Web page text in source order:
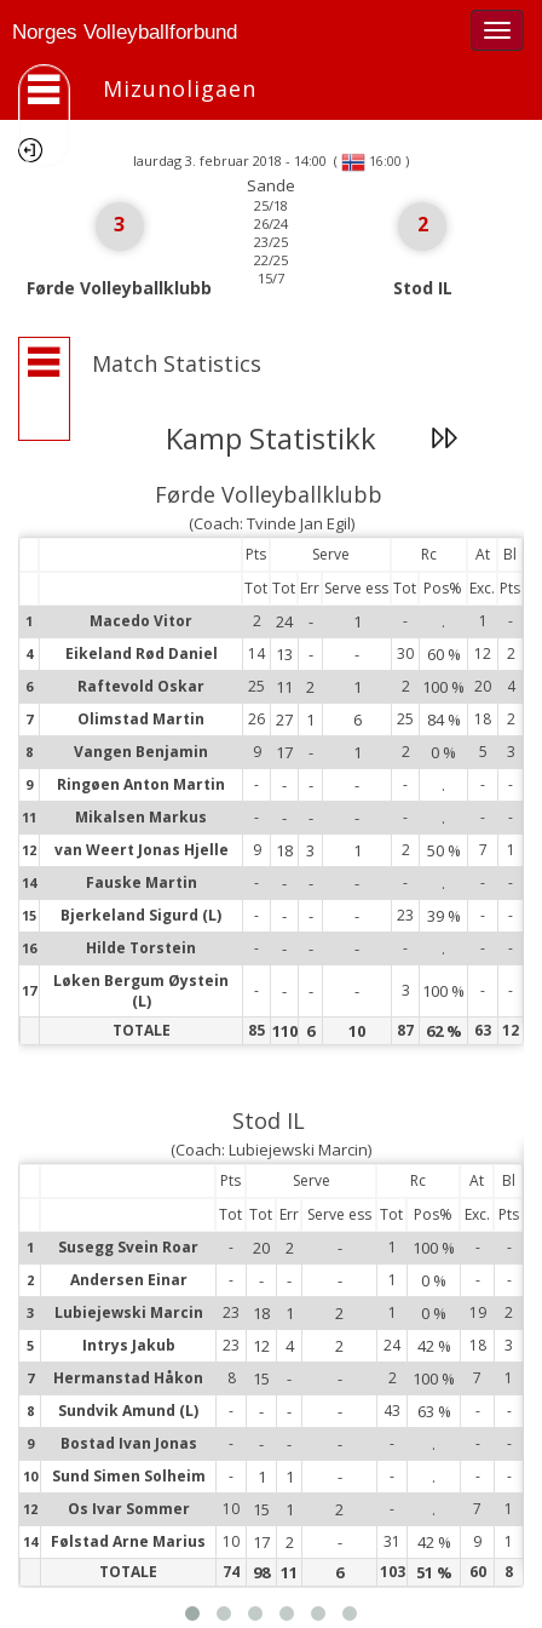
Norges Volleyballforbund
Mizunoligaen
laurdag 3. februar 2018 - 14:00 ( 16:00 )
Sande
3
Førde Volleyballklubb
25/18
26/24
23/25
22/25
15/7
2
Stod IL
Match Statistics
Kamp Statistikk
Førde Volleyballklubb
(Coach: Tvinde Jan Egil)
Pts Serve Rc At
Bl
Tot Tot Err Serve ess Tot Pos% Exc. Pts
1 Macedo Vitor 2 24 - 1 - . 1 -
4 Eikeland Rød Daniel 14 13 - - 30 60 % 12 2
6 Raftevold Oskar 25 11 2 1 2 100 % 20 4
7 Olimstad Martin 26 27 1 6 25 84 % 18 2
8 Vangen Benjamin 9 17 - 1 2 0 % 5 3
9 Ringøen Anton Martin - - - - - . - -
11 Mikalsen Markus - - - - - . - -
12 van Weert Jonas Hjelle 9 18 3 1 2 50 % 7 1
14 Fauske Martin - - - - - . - -
15 Bjerkeland Sigurd (L) - - - - 23 39 % - -
16 Hilde Torstein - - - - - . - -
17
Løken Bergum Øystein
(L)
- - - - 3 100 % -
-
TOTALE
85 110 6 10 87 62 % 63 12
Stod IL
(Coach: Lubiejewski Marcin)
Pts Serve Rc At
Bl
Tot Tot Err Serve ess Tot Pos% Exc. Pts
1 Susegg Svein Roar - 20 2 - 1 100 % - -
2 Andersen Einar - - - - 1 0 % - -
3 Lubiejewski Marcin 23 18 1 2 1 0 % 19 2
5 Intrys Jakub 23 12 4 2 24 42 % 18 3
7 Hermanstad Håkon 8 15 - - 2 100 % 7 1
8 Sundvik Amund (L) - - - - 43 63 % - -
9 Bostad Ivan Jonas - - - - - . - -
10 Sund Simen Solheim - 1 1 - - . - -
12 Os Ivar Sommer 10 15 1 2 - . 7 1
14 Følstad Arne Marius 10 17 2 - 31 42 % 9
1
TOTALE
74 98 11 6 103 51 % 60 8